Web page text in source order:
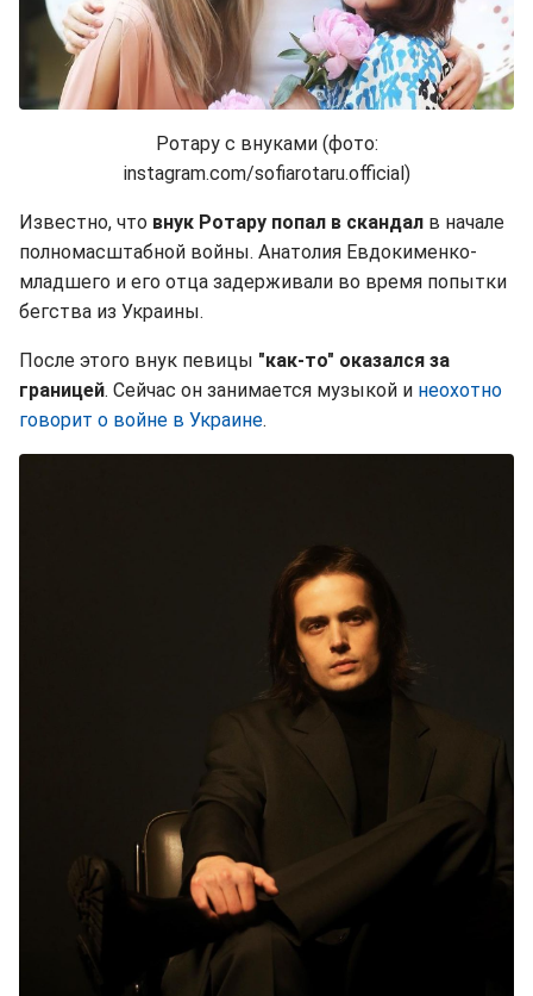
Ротару с внуками (фото:
instagram.com/sofiarotaru.official)
Известно, что внук Ротару попал в скандал в начале
полномасштабной войны. Анатолия Евдокименко-
младшего и его отца задерживали во время попытки
бегства из Украины.
После этого внук певицы "как-то" оказался за
границей. Сейчас он занимается музыкой и неохотно
говорит о войне в Украине.